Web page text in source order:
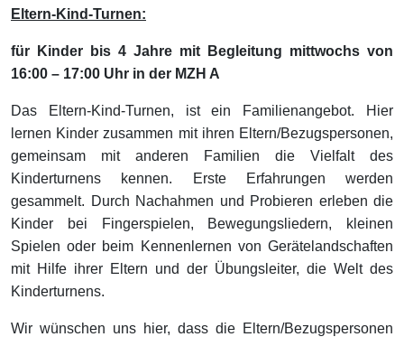
Eltern-Kind-Turnen:
für Kinder bis 4 Jahre mit Begleitung mittwochs von
16:00 – 17:00 Uhr in der MZH A
Das Eltern-Kind-Turnen, ist ein Familienangebot. Hier
lernen Kinder zusammen mit ihren Eltern/Bezugspersonen,
gemeinsam mit anderen Familien die Vielfalt des
Kinderturnens kennen. Erste Erfahrungen werden
gesammelt. Durch Nachahmen und Probieren erleben die
Kinder bei Fingerspielen, Bewegungsliedern, kleinen
Spielen oder beim Kennenlernen von Gerätelandschaften
mit Hilfe ihrer Eltern und der Übungsleiter, die Welt des
Kinderturnens.
Wir wünschen uns hier, dass die Eltern/Bezugspersonen